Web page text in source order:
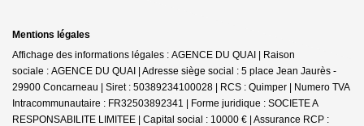
Mentions légales
Affichage des informations légales : AGENCE DU QUAI | Raison
sociale : AGENCE DU QUAI | Adresse siège social : 5 place Jean Jaurès -
29900 Concarneau | Siret : 50389234100028 | RCS : Quimper | Numero TVA
Intracommunautaire : FR32503892341 | Forme juridique : SOCIETE A
RESPONSABILITE LIMITEE | Capital social : 10000 € | Assurance RCP :